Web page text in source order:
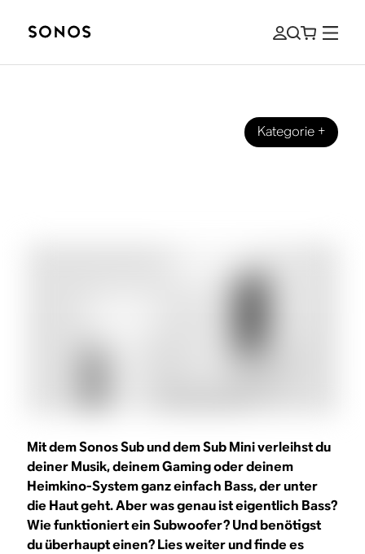
Kategorie+
Mit dem Sonos Sub und dem Sub Mini verleihst du
deiner Musik, deinem Gaming oder deinem
Heimkino-System ganz einfach Bass, der unter
die Haut geht. Aber was genau ist eigentlich Bass?
Wie funktioniert ein Subwoofer? Und benötigst
du überhaupt einen? Lies weiter und finde es